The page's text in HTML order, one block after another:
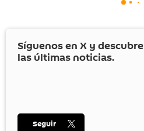
Síguenos en X y descubre
las últimas noticias.
Seguir